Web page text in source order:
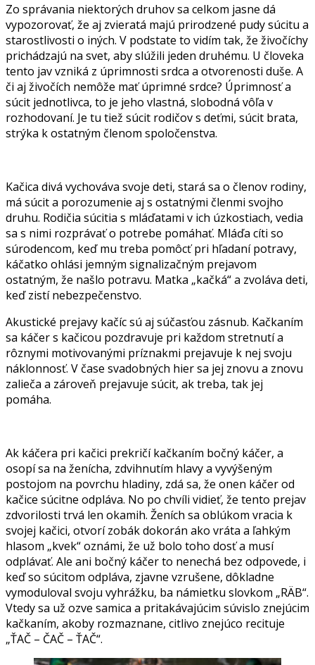
Zo správania niektorých druhov sa celkom jasne dá
vypozorovať, že aj zvieratá majú prirodzené pudy súcitu a
starostlivosti o iných. V podstate to vidím tak, že živočíchy
prichádzajú na svet, aby slúžili jeden druhému. U človeka
tento jav vzniká z úprimnosti srdca a otvorenosti duše. A
či aj živočích nemôže mať úprimné srdce? Úprimnosť a
súcit jednotlivca, to je jeho vlastná, slobodná vôľa v
rozhodovaní. Je tu tiež súcit rodičov s deťmi, súcit brata,
strýka k ostatným členom spoločenstva.
Kačica divá vychováva svoje deti, stará sa o členov rodiny,
má súcit a porozumenie aj s ostatnými členmi svojho
druhu. Rodičia súcitia s mláďatami v ich úzkostiach, vedia
sa s nimi rozprávať o potrebe pomáhať. Mláďa cíti so
súrodencom, keď mu treba pomôcť pri hľadaní potravy,
káčatko ohlási jemným signalizačným prejavom
ostatným, že našlo potravu. Matka „kačká“ a zvoláva deti,
keď zistí nebezpečenstvo.
Akustické prejavy kačíc sú aj súčasťou zásnub. Kačkaním
sa káčer s kačicou pozdravuje pri každom stretnutí a
rôznymi motivovanými príznakmi prejavuje k nej svoju
náklonnosť. V čase svadobných hier sa jej znovu a znovu
zalieča a zároveň prejavuje súcit, ak treba, tak jej
pomáha.
Ak káčera pri kačici prekričí kačkaním bočný káčer, a
osopí sa na ženícha, zdvihnutím hlavy a vyvýšeným
postojom na povrchu hladiny, zdá sa, že onen káčer od
kačice súcitne odpláva. No po chvíli vidieť, že tento prejav
zdvorilosti trvá len okamih. Ženích sa oblúkom vracia k
svojej kačici, otvorí zobák dokorán ako vráta a ľahkým
hlasom „kvek“ oznámi, že už bolo toho dosť a musí
odplávať. Ale ani bočný káčer to nenechá bez odpovede, i
keď so súcitom odpláva, zjavne vzrušene, dôkladne
vymoduloval svoju vyhrážku, ba námietku slovkom „RÄB“.
Vtedy sa už ozve samica a pritakávajúcim súvislo znejúcim
kačkaním, akoby rozmaznane, citlivo znejúco recituje
„ŤAČ – ČAČ – ŤAČ“.